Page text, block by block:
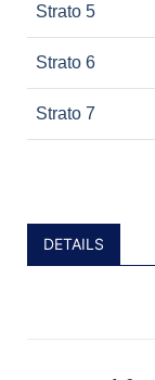
Strato 5
Strato 6
Strato 7
DETAILS